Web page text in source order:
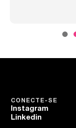
CONECTE-SE
Instagram
Linkedin